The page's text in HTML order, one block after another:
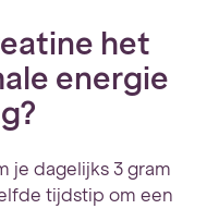
het
energie
je dagelijks 3 gram
tijdstip om een